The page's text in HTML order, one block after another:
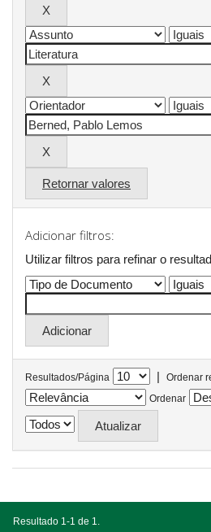
Retornar valores
Adicionar filtros:
Utilizar filtros para refinar o
Resultados/Página |
Ordenar
Ordenar
Resultado 1-1 de 1.